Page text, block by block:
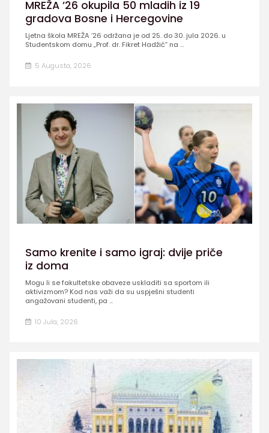
MREŽA ’26 okupila 50 mladih iz 19
gradova Bosne i Hercegovine
Ljetna škola MREŽA ’26 održana je od 25. do 30. jula 2026. u
Studentskom domu „Prof. dr. Fikret Hadžić” na ...
5 Augusta, 2026
Samo krenite i samo igraj: dvije priče
iz doma
Mogu li se fakultetske obaveze uskladiti sa sportom ili
aktivizmom? Kod nas važi da su uspješni studenti
angažovani studenti, pa ...
10 Jula, 2026